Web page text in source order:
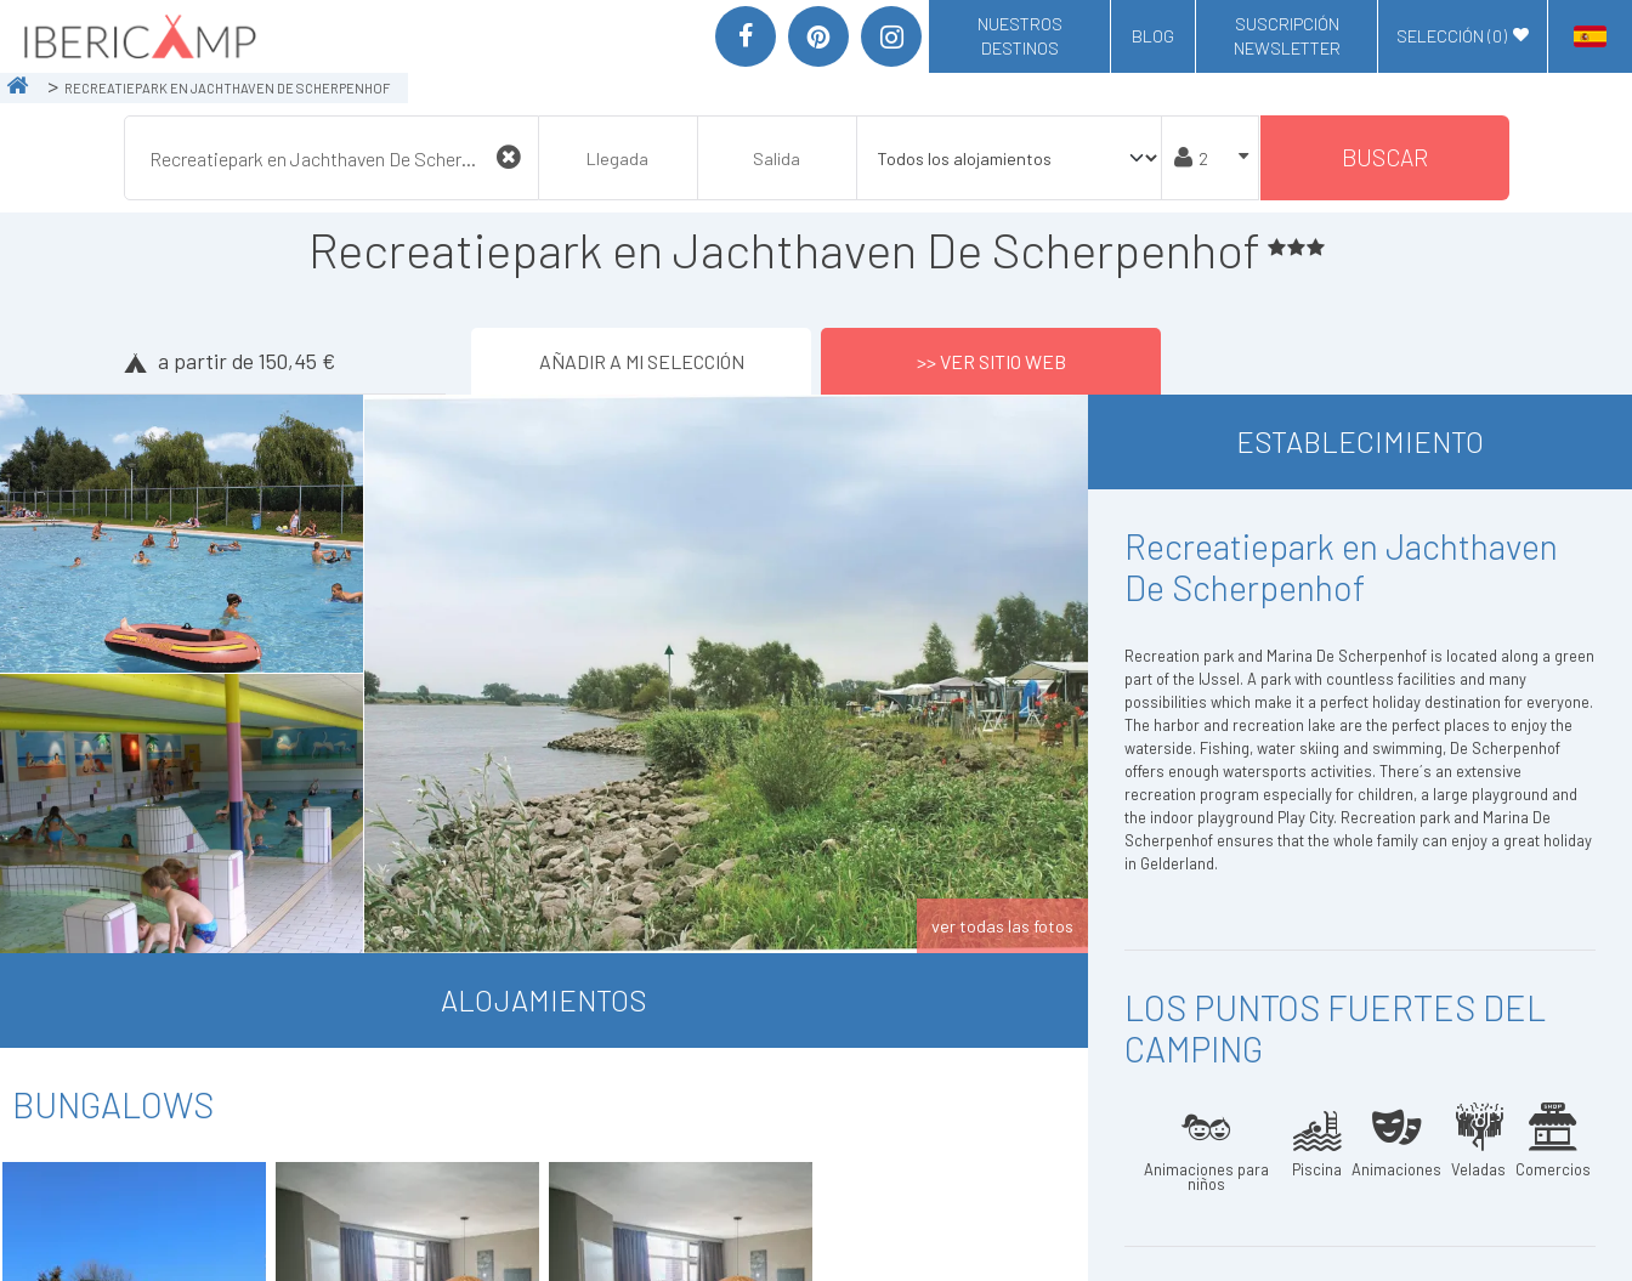
NUESTROS
DESTINOS
BLOG
SUSCRIPCIÓN
NEWSLETTER
SELECCIÓN (0)
RECREATIEPARK EN JACHTHAVEN DE SCHERPENHOF
BUSCAR
Recreatiepark en Jachthaven De Scherpenhof
a partir de 150,45 € AÑADIR A MI SELECCIÓN >> VER SITIO WEB
ver todas las fotos
ALOJAMIENTOS
BUNGALOWS
ESTABLECIMIENTO
Recreatiepark en Jachthaven
De Scherpenhof
Recreation park and Marina De Scherpenhof is located along a green
part of the IJssel. A park with countless facilities and many
possibilities which make it a perfect holiday destination for everyone.
The harbor and recreation lake are the perfect places to enjoy the
waterside. Fishing, water skiing and swimming, De Scherpenhof
offers enough watersports activities. There´s an extensive
recreation program especially for children, a large playground and
the indoor playground Play City. Recreation park and Marina De
Scherpenhof ensures that the whole family can enjoy a great holiday
in Gelderland.
LOS PUNTOS FUERTES DEL
CAMPING
Animaciones para
niños
Piscina Animaciones Veladas Comercios